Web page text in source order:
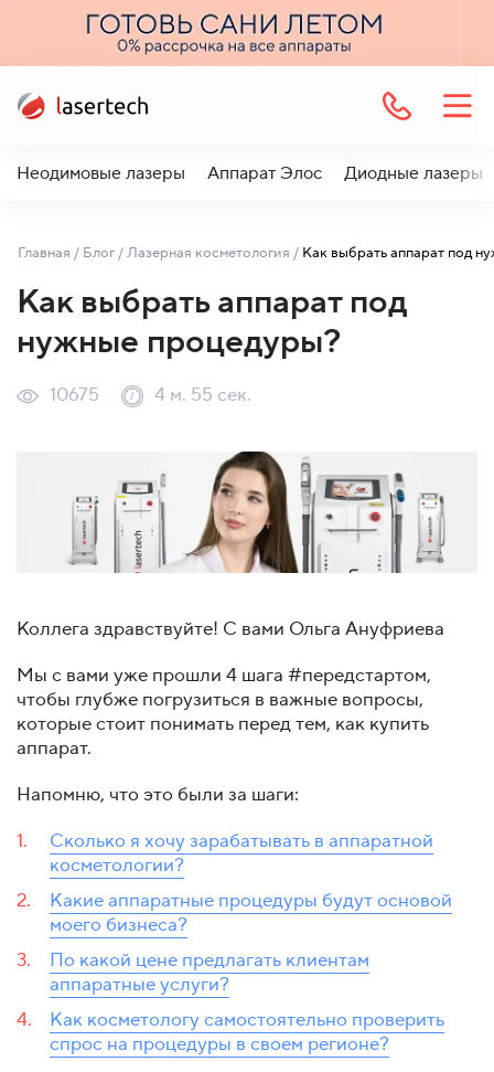
Неодимовые лазеры Аппарат Элос Диодные лазеры
Главная / Блог /Лазерная косметология /
Как выбрать аппарат под
нужные процедуры?
10675 4 м. 55 сек.
Коллега здравствуйте! С вами Ольга Ануфриева
Мы с вами уже прошли 4 шага #передстартом,
чтобы глубже погрузиться в важные вопросы,
которые стоит понимать перед тем, как купить
аппарат.
Напомню, что это были за шаги:
Сколько я хочу зарабатывать в аппаратной
косметологии?
Какие аппаратные процедуры будут основой
моего бизнеса?
По какой цене предлагать клиентам
аппаратные услуги?
Как косметологу самостоятельно проверить
спрос на процедуры в своем регионе?